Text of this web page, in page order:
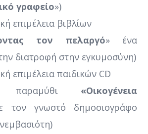
γραφείο»)
επιμέλεια βιβλίων
τον πελαργό» ένα
διατροφή στην εγκυμοσύνη)
επιμέλεια παιδικών CD
παραμύθι «Οικογένεια
τον γνωστό δημοσιογράφο